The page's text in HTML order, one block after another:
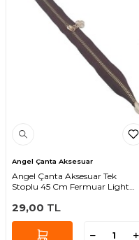
Angel Çanta Aksesuar
Angel Çanta Aksesuar Tek
Stoplu 45 Cm Fermuar Light
29,00 TL